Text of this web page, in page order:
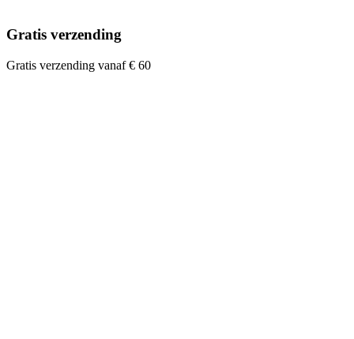
Gratis verzending
Gratis verzending vanaf € 60